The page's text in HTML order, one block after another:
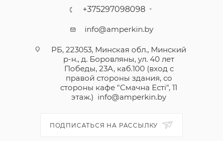
+375297098098
info@amperkin.by
РБ, 223053, Минская обл., Минский
р-н., д. Боровляны, ул. 40 лет
Победы, 23А, каб.100 (вход с
правой стороны здания, со
стороны кафе "Смачна Естi", 11
этаж.) info@amperkin.by
ПОДПИСАТЬСЯ НА РАССЫЛКУ